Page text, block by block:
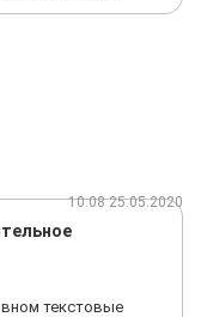
10:08 25.05.2020
текстовые